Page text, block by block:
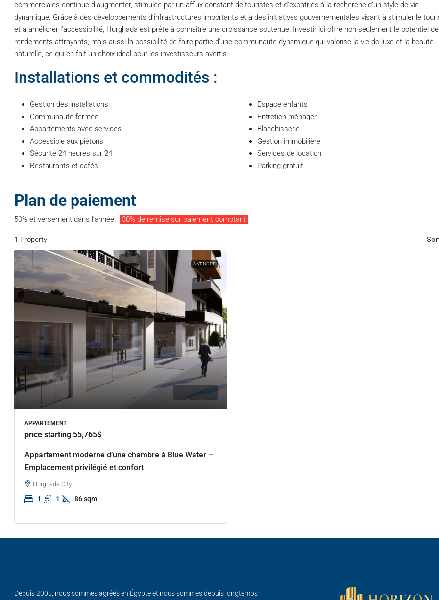
commerciales continue d’augmenter, stimulée par un afflux constant de touristes et d’expatriés à la recherche d’un style de vie
dynamique. Grâce à des développements d’infrastructures importants et à des initiatives gouvernementales visant à stimuler le
et à améliorer l’accessibilité, Hurghada est prête à connaître une croissance soutenue. Investir ici offre non seulement le potentiel de
rendements attrayants, mais aussi la possibilité de faire partie d’une communauté dynamique qui valorise la vie de luxe et la beauté
naturelle, ce qui en fait un choix idéal pour les investisseurs avertis.
Installations et commodités :
Gestion des installations
Communauté fermée
Appartements avec services
Accessible aux piétons
Sécurité 24 heures sur 24
Restaurants et cafés
Espace enfants
Entretien ménager
Blanchisserie
Gestion immobilière
Services de location
Parking gratuit
Plan de paiement
50% et versement dans l’année.. 30% de remise sur paiement comptant
1 Property
À VENDRE
APPARTEMENT
price starting 55,765$
Appartement moderne d’une chambre à Blue Water –
Emplacement privilégié et confort
Hurghada City
1 1 86 sqm
Depuis 2005, nous sommes agréés en Égypte et nous sommes depuis longtemps